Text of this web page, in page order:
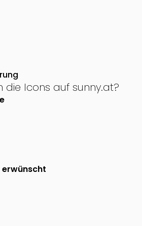
die Icons auf sunny.at?
erwünscht